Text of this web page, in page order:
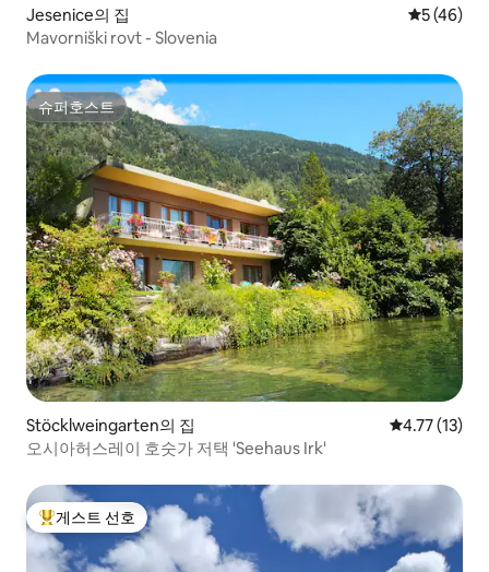
Jesenice의 집 평점 5점(5
5 (46)
Mavorniški rovt - Slovenia
슈퍼호스트
슈퍼호스트
Stöcklweingarten의 집 평점 4.77점
4.77 (13)
오시아허스레이 호숫가 저택 'Seehaus Irk'
상위 게스트 선호
게스트 선호